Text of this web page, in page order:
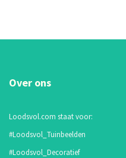
Over ons
Loodsvol.com staat voor:
#Loodsvol_Tuinbeelden
#Loodsvol_Decoratief